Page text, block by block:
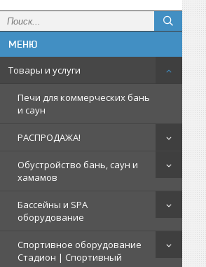
Товары и услуги
Печи для коммерческих бань
и саун
РАСПРОДАЖА!
Обустройство бань, саун и
хамамов
Бассейны и SPA
оборудование
Спортивное оборудование
Стадион | Cпортивный